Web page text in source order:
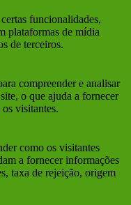
funcionalidades,
plataformas de mídia
de terceiros.
compreender e analisar
o que ajuda a fornecer
visitantes.
como os visitantes
a fornecer informações
taxa de rejeição, origem